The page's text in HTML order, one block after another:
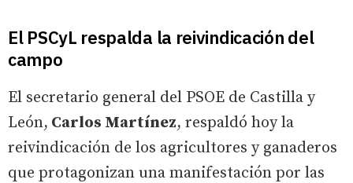
El PSCyL respalda la reivindicación del
campo
El secretario general del PSOE de Castilla y
León, Carlos Martínez, respaldó hoy la
reivindicación de los agricultores y ganaderos
que protagonizan una manifestación por las